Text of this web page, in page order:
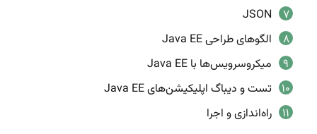
JSON
الگوهای طراحی Java EE
میکروسرویس‌ها با Java EE
تست و دیباگ اپلیکیشن‌های Java EE
راه‌اندازی و اجرا